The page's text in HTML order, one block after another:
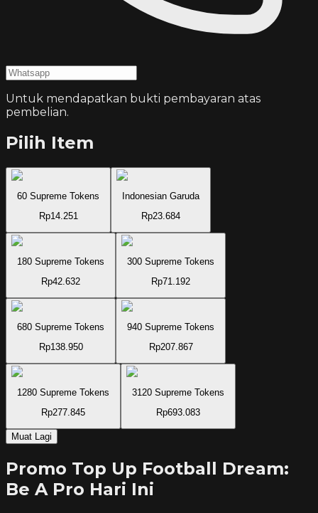
Untuk mendapatkan bukti pembayaran atas
pembelian.
Pilih Item
60 Supreme Tokens
Rp14.251
Indonesian Garuda
Rp23.684
180 Supreme Tokens
Rp42.632
300 Supreme Tokens
Rp71.192
680 Supreme Tokens
Rp138.950
940 Supreme Tokens
Rp207.867
1280 Supreme Tokens
Rp277.845
3120 Supreme Tokens
Rp693.083
Muat Lagi
Promo Top Up Football Dream:
Be A Pro Hari Ini